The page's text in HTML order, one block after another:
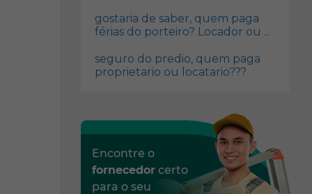
gostaria de saber, quem paga
férias do porteiro? Locador ou ...
seguro do predio, quem paga
proprietario ou locatario???
Encontre o
fornecedor certo
para o seu